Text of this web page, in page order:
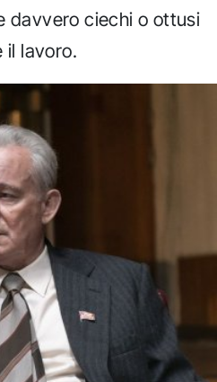
davvero ciechi o ottusi
il lavoro.